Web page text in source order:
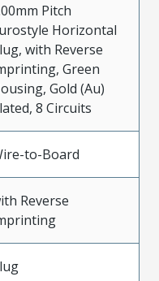
Pitch
Horizontal
with Reverse
Green
Gold (Au)
8 Circuits
to-Board
Reverse